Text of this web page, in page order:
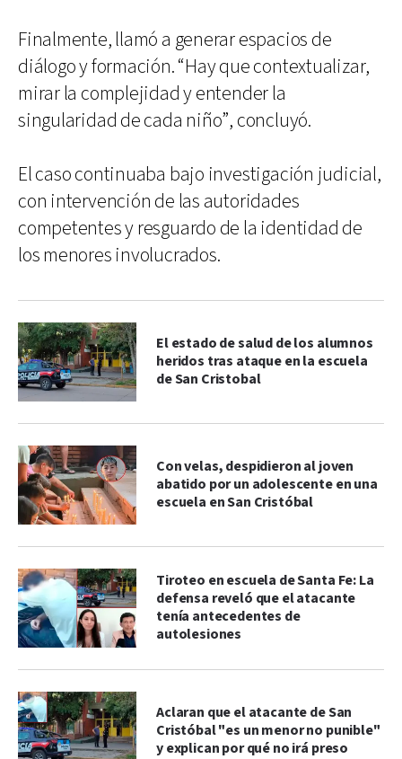
Finalmente, llamó a generar espacios de
diálogo y formación. “Hay que contextualizar,
mirar la complejidad y entender la
singularidad de cada niño”, concluyó.
El caso continuaba bajo investigación judicial,
con intervención de las autoridades
competentes y resguardo de la identidad de
los menores involucrados.
El estado de salud de los alumnos
heridos tras ataque en la escuela
de San Cristobal
Con velas, despidieron al joven
abatido por un adolescente en una
escuela en San Cristóbal
Tiroteo en escuela de Santa Fe: La
defensa reveló que el atacante
tenía antecedentes de
autolesiones
Aclaran que el atacante de San
Cristóbal "es un menor no punible"
y explican por qué no irá preso